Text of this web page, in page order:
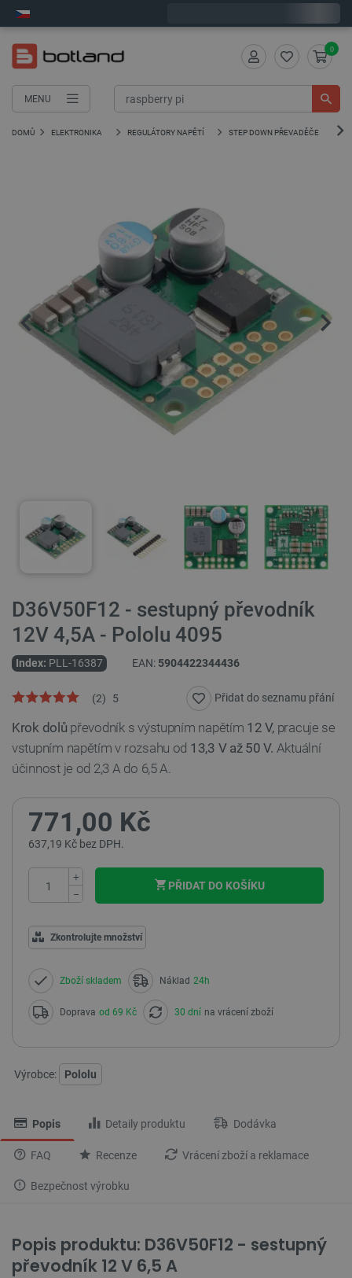
MENU
0
DOMŮ ELEKTRONIKA REGULÁTORY NAPĚTÍ STEP DOWN PŘEVADĚČE
D36V50F12 - sestupný převodník
12V 4,5A - Pololu 4095
Index: PLL-16387 EAN: 5904422344436
5
(2) Přidat do seznamu přání
Krok dolů převodník s výstupním napětím 12 V,pracuje se
vstupním napětím v rozsahu od 13,3 V až 50 V. Aktuální
účinnostje od 2,3 A do 6,5 A.
771,00 Kč
637,19 Kč bez DPH.
+
−
PŘIDAT DO KOŠÍKU
Zkontrolujte množství
Zboží skladem Náklad 24h
Doprava od 69 Kč 30 dní na vrácení zboží
Výrobce: Pololu
Popis Detaily produktu Dodávka
FAQ Recenze Vrácení zboží a reklamace
Bezpečnost výrobku
Popis produktu: D36V50F12 - sestupný
převodník 12 V 6,5 A